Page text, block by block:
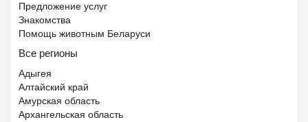
Ещё 2 фото
Частная школа ОБРАЗОВА...
₽
Пятигорск
Предложение услуг
Знакомства
Помощь животным Беларуси
Все регионы
Адыгея
Алтайский край
Амурская область
Архангельская область